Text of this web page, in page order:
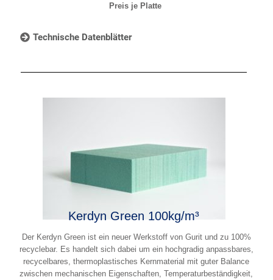
Preis je Platte
Technische Datenblätter
Kerdyn Green 100kg/m³
Der Kerdyn Green ist ein neuer Werkstoff von Gurit und zu 100%
recyclebar. Es handelt sich dabei um ein hochgradig anpassbares,
recycelbares, thermoplastisches Kernmaterial mit guter Balance
zwischen mechanischen Eigenschaften, Temperaturbeständigkeit,